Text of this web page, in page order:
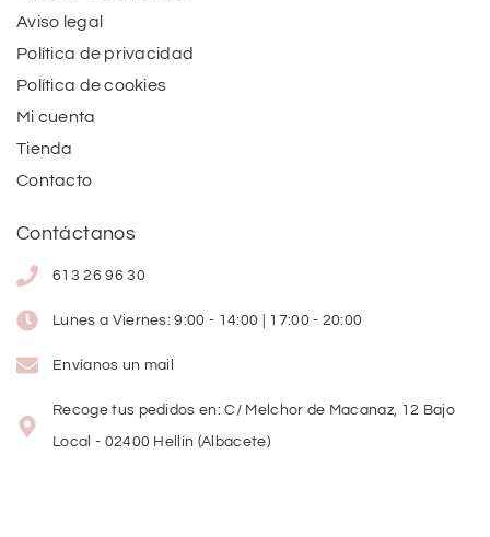
Aviso legal
Política de privacidad
Política de cookies
Mi cuenta
Tienda
Contacto
Contáctanos
613 26 96 30
Lunes a Viernes: 9:00 - 14:00 | 17:00 - 20:00
Envíanos un mail
Recoge tus pedidos en: C/ Melchor de Macanaz, 12 Bajo
Local - 02400 Hellín (Albacete)